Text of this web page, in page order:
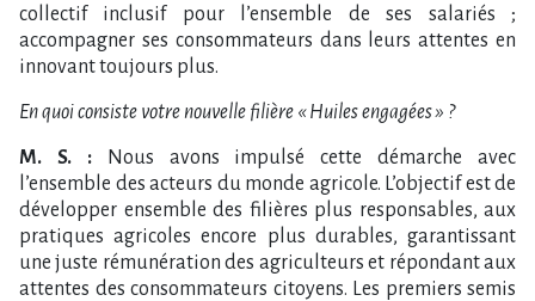
collectif inclusif pour l’ensemble de ses salariés ;
accompagner ses consommateurs dans leurs attentes en
innovant toujours plus.
En quoi consiste votre nouvelle filière « Huiles engagées » ?
M. S. :
Nous avons impulsé cette démarche avec
l’ensemble des acteurs du monde agricole. L’objectif est de
développer ensemble des filières plus responsables, aux
pratiques agricoles encore plus durables, garantissant
une juste rémunération des agriculteurs et répondant aux
attentes des consommateurs citoyens. Les premiers semis